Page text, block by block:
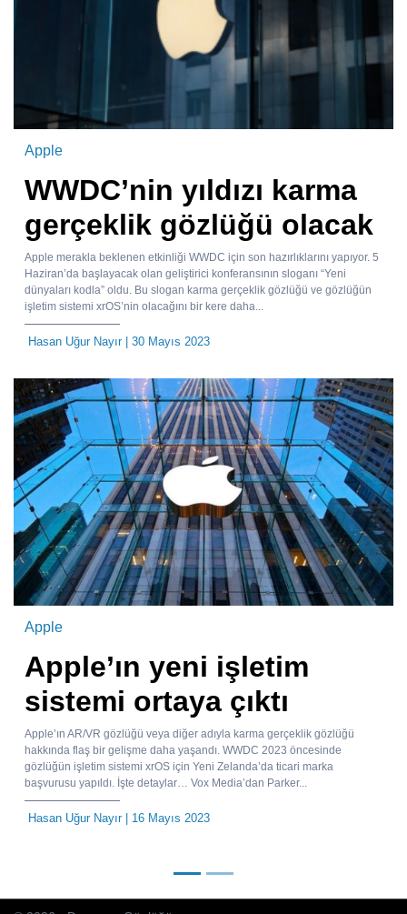
Apple
WWDC’nin yıldızı karma
gerçeklik gözlüğü olacak
Apple merakla beklenen etkinliği WWDC için son hazırlıklarını yapıyor. 5
Haziran’da başlayacak olan geliştirici konferansının sloganı “Yeni
dünyaları kodla” oldu. Bu slogan karma gerçeklik gözlüğü ve gözlüğün
işletim sistemi xrOS’nin olacağını bir kere daha...
Hasan Uğur Nayır| 30 Mayıs 2023
Apple
Apple’ın yeni işletim
sistemi ortaya çıktı
Apple’ın AR/VR gözlüğü veya diğer adıyla karma gerçeklik gözlüğü
hakkında flaş bir gelişme daha yaşandı. WWDC 2023 öncesinde
gözlüğün işletim sistemi xrOS için Yeni Zelanda’da ticari marka
başvurusu yapıldı. İşte detaylar… Vox Media’dan Parker...
Hasan Uğur Nayır| 16 Mayıs 2023